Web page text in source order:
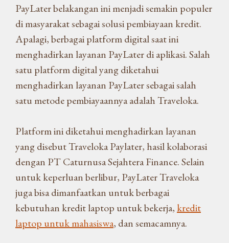
PayLater belakangan ini menjadi semakin populer
di masyarakat sebagai solusi pembiayaan kredit.
Apalagi, berbagai platform digital saat ini
menghadirkan layanan PayLater di aplikasi. Salah
satu platform digital yang diketahui
menghadirkan layanan PayLater sebagai salah
satu metode pembiayaannya adalah Traveloka.
Platform ini diketahui menghadirkan layanan
yang disebut Traveloka Paylater, hasil kolaborasi
dengan PT Caturnusa Sejahtera Finance. Selain
untuk keperluan berlibur, PayLater Traveloka
juga bisa dimanfaatkan untuk berbagai
kebutuhan kredit laptop untuk bekerja,kredit
laptop untuk mahasiswa, dan semacamnya.